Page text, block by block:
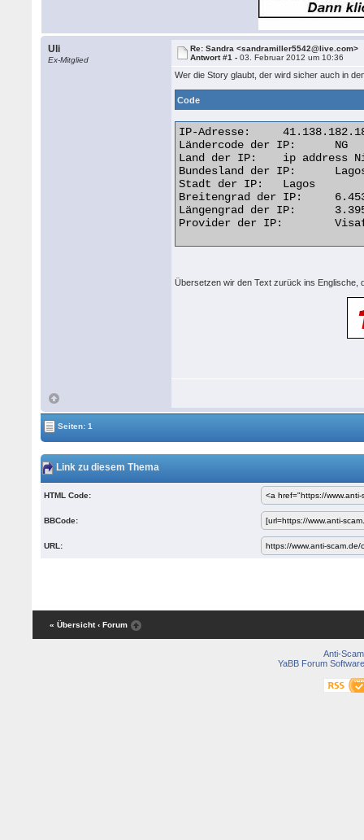
Uli
Ex-Mitglied
Re: Sandra <sandramiller5542@live.com>
Antwort #1 -03. Februar 2012 um 10:36
Wer die Story glaubt, der wird sicher auch in
Code
IP-Adresse: 	41.138.182.187
Ländercode der IP: 	NG
Land der IP: 	ip address Nigeria
Bundesland der IP: 	Lagos
Stadt der IP: 	Lagos
Breitengrad der IP: 	6.4531
Längengrad der IP: 	3.3958
Provider der IP: 	Visafone Communications Limited
Übersetzen wir den Text zurück ins
Seiten: 1
Link zu diesem Thema
HTML Code:
BBCode:
URL:
« Übersicht ‹ Forum
Anti-Scam
YaBB Forum Software